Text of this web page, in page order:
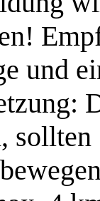
und